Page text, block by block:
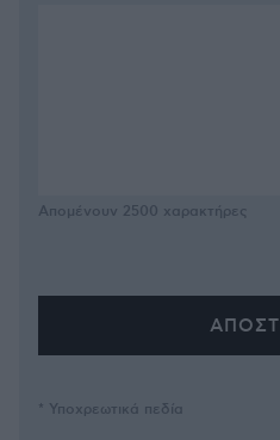
Απομένουν 2500 χαρακτήρες
* Υποχρεωτικά πεδία